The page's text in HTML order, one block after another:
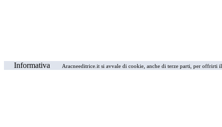
Informativa Aracneeditrice.it si avvale di cookie, anche di terze parti, per